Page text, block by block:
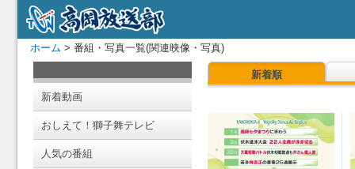
ホーム > 番組・写真一覧(関連映像・写真)
新着動画
おしえて！獅子舞テレビ
人気の番組
新着順